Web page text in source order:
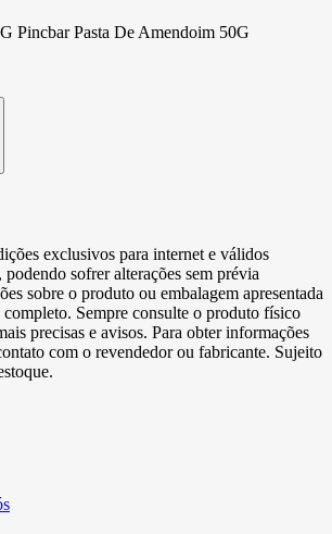
Pincbar Pasta De Amendoim 50G
exclusivos para internet e válidos
sofrer alterações sem prévia
sobre o produto ou embalagem apresentada
completo. Sempre consulte o produto físico
precisas e avisos. Para obter informações
com o revendedor ou fabricante. Sujeito